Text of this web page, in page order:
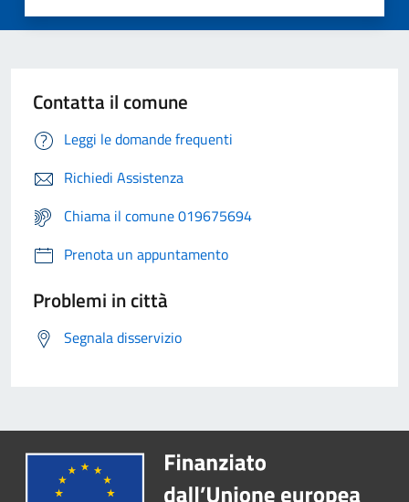
Contatta il comune
Leggi le domande frequenti
Richiedi Assistenza
Chiama il comune 019675694
Prenota un appuntamento
Problemi in città
Segnala disservizio